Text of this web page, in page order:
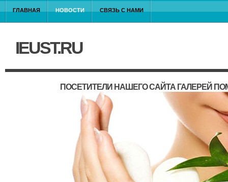
ГЛАВНАЯ НОВОСТИ СВЯЗЬ С НАМИ
IEUST.RU
ПОСЕТИТЕЛИ НАШЕГО САЙТА ГАЛЕРЕЙ